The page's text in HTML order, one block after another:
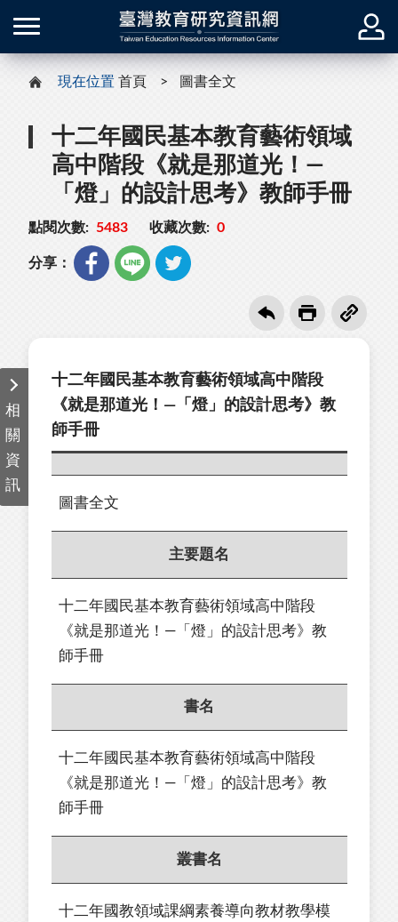
現在位置 首頁 圖書全文
十二年國民基本教育藝術領域
高中階段《就是那道光！—
「燈」的設計思考》教師手冊
點閱次數: 5483 收藏次數: 0
分享：
相
關
資
訊
十二年國民基本教育藝術領域高中階段
《就是那道光！—「燈」的設計思考》教
師手冊
圖書全文
主要題名
十二年國民基本教育藝術領域高中階段
《就是那道光！—「燈」的設計思考》教
師手冊
書名
十二年國民基本教育藝術領域高中階段
《就是那道光！—「燈」的設計思考》教
師手冊
叢書名
十二年國教領域課綱素養導向教材教學模